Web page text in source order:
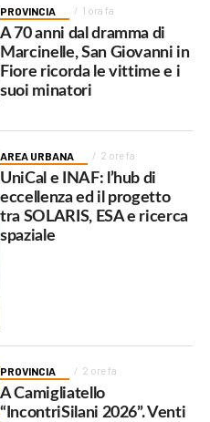
PROVINCIA 1 ora fa
A 70 anni dal dramma di
Marcinelle, San Giovanni in
Fiore ricorda le vittime e i
suoi minatori
AREA URBANA 2 ore fa
UniCal e INAF: l’hub di
eccellenza ed il progetto
tra SOLARIS, ESA e ricerca
spaziale
PROVINCIA 2 ore fa
A Camigliatello
“IncontriSilani 2026”. Venti